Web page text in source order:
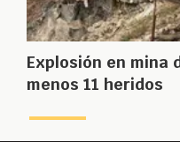
Explosión en mina
menos 11 heridos